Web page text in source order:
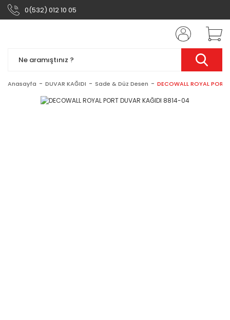
0(532) 012 10 05
Anasayfa DUVAR KAĞIDI Sade & Düz Desen DECOWALL ROYAL